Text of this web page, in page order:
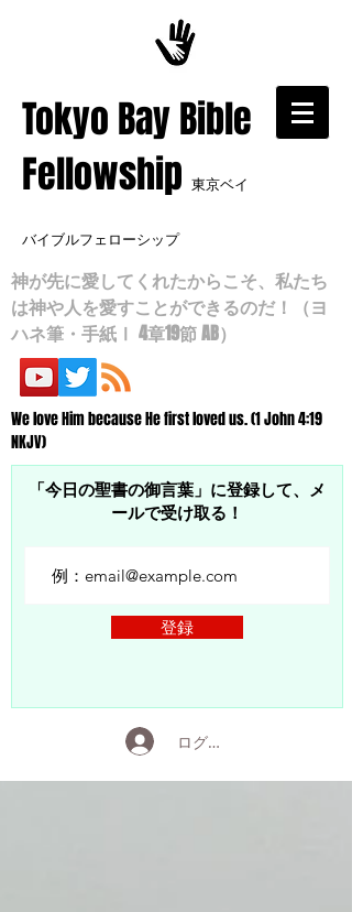
​Tokyo Bay Bible
Fellowship 東京ベイ
バイブルフェローシップ
神が先に愛してくれたからこそ、私たち
は神や人を愛すことができるのだ！（ヨ
ハネ筆・手紙Ⅰ 4章19節 AB）
We love Him because He first loved us. (1 John 4:19
NKJV)
「今日の聖書の御言葉」に登録して、メ
ールで受け取る！
登録
ログイン